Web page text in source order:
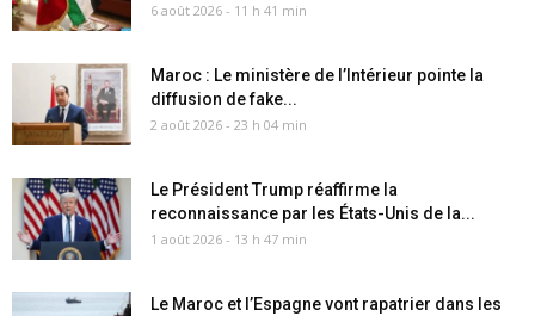
6 août 2026 - 11 h 41 min
Maroc : Le ministère de l’Intérieur pointe la
diffusion de fake...
2 août 2026 - 23 h 04 min
Le Président Trump réaffirme la
reconnaissance par les États-Unis de la...
1 août 2026 - 13 h 47 min
Le Maroc et l’Espagne vont rapatrier dans les